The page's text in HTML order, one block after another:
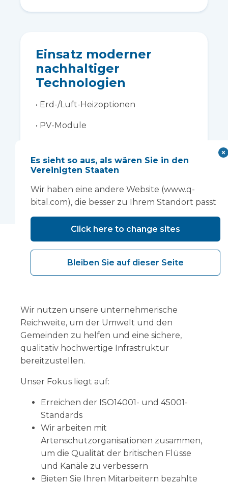
Einsatz moderner
nachhaltiger
Technologien
• Erd-/Luft-Heizoptionen
• PV-Module
• Regenwasserrückgewinnung
Gesellschaftliche
Wir nutzen unsere unternehmerische
Reichweite, um der Umwelt und den
Gemeinden zu helfen und eine sichere,
qualitativ hochwertige Infrastruktur
bereitzustellen.
Unser Fokus liegt auf:
Erreichen der ISO14001- und 45001-
Standards
Wir arbeiten mit
Artenschutzorganisationen zusammen,
um die Qualität der britischen Flüsse
und Kanäle zu verbessern
Bieten Sie Ihren Mitarbeitern bezahlte
Es sieht so aus, als wären Sie in den
Vereinigten Staaten
Wir haben eine andere Website (www.q-
bital.com), die besser zu Ihrem Standort passt
Click here to change sites
Bleiben Sie auf dieser Seite